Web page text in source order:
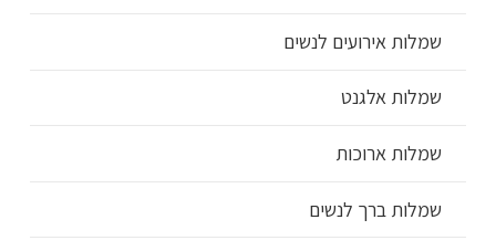
שמלות אירועים לנשים
שמלות אלגנט
שמלות ארוכות
שמלות ברך לנשים